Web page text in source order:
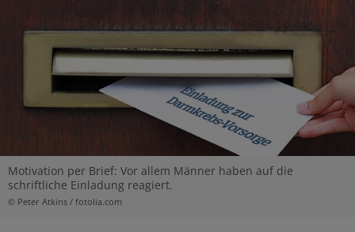
Motivation per Brief: Vor allem Männer haben auf die
schriftliche Einladung reagiert.
© Peter Atkins / fotolia.com